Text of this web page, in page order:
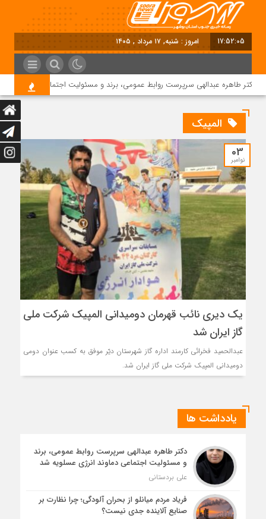
17:52:06 امروز : شنبه, ۱۷ مرداد , ۱۴۰۵
دکتر طاهره عبدالهی سرپرست روابط عمومی، برند و مسئولیت اجتماعی دماوند انرژی
المپیک
03
نوامبر
یک دیری نائب قهرمان دومیدانی المپیک شرکت ملی
گاز ایران شد
عبدالحمید فخرائی کارمند اداره گاز شهرستان دیّر موفق به کسب عنوان دومی
دومیدانی المپیک شرکت ملی گاز ایران شد.
یادداشت ها
دکتر طاهره عبدالهی سرپرست روابط عمومی، برند
و مسئولیت اجتماعی دماوند انرژی عسلویه شد
علی بردستانی
فریاد مردم میانلو از بحران آلودگی؛ چرا نظارت بر
صنایع آلاینده جدی نیست؟